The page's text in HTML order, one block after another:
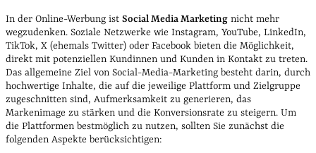
In der Online-Werbung ist Social Media Marketing nicht mehr
wegzudenken. Soziale Netzwerke wie Instagram, YouTube, LinkedIn,
TikTok, X (ehemals Twitter) oder Facebook bieten die Möglichkeit,
direkt mit potenziellen Kundinnen und Kunden in Kontakt zu treten.
Das allgemeine Ziel von Social-Media-Marketing besteht darin, durch
hochwertige Inhalte, die auf die jeweilige Plattform und Zielgruppe
zugeschnitten sind, Aufmerksamkeit zu generieren, das
Markenimage zu stärken und die Konversionsrate zu steigern. Um
die Plattformen bestmöglich zu nutzen, sollten Sie zunächst die
folgenden Aspekte berücksichtigen: